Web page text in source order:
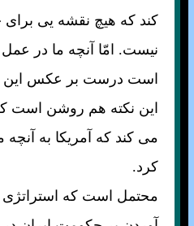
کند که هيچ نقشه يی برای
نيست. امّا آنچه ما در
است درست بر عکس اين
اين نکته هم روشن است
می کند که آمريکا به
کرد.
محتمل است که استراتژی